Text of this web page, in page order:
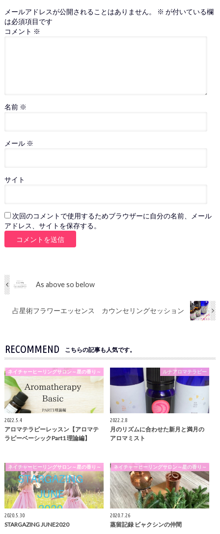
メールアドレスが公開されることはありません。 ※ が付いている欄
は必須項目です
コメント ※
名前 ※
メール ※
サイト
次回のコメントで使用するためブラウザーに自分の名前、メール
アドレス、サイトを保存する。
As above so below
占星術フラワーエッセンス カウンセリングセッション
RECOMMEND こちらの記事も人気です。
ネイチャーヒーリングサロン～星の香り～
2022.5.4
アロマテラピーレッスン【アロマテ
ラピーベーシックPart1 理論編】
ルナアロマテラピー
2022.2.8
月のリズムに合わせた新月と満月の
アロマミスト
ネイチャーヒーリングサロン～星の香り～
2020.5.30
STARGAZING JUNE2020
ネイチャーヒーリングサロン～星の香り～
2020.7.26
蒸留記録 ビャクシンの仲間